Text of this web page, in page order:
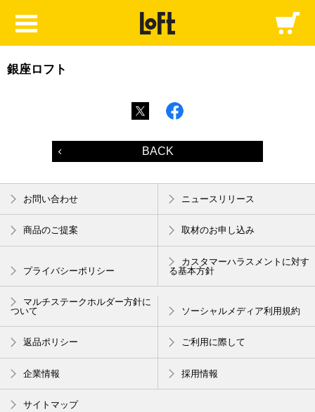
銀座ロフト
BACK
お問い合わせ ニュースリリース
商品のご提案 取材のお申し込み
プライバシーポリシー
カスタマーハラスメントに対す
る基本方針
マルチステークホルダー方針に
ついて
ソーシャルメディア利用規約
返品ポリシー ご利用に際して
企業情報 採用情報
サイトマップ